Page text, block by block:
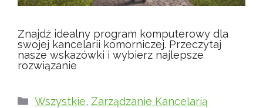
Znajdź idealny program komputerowy dla
swojej kancelarii komorniczej. Przeczytaj
nasze wskazówki i wybierz najlepsze
rozwiązanie
Kategorie
Wszystkie, Zarządzanie Kancelarią